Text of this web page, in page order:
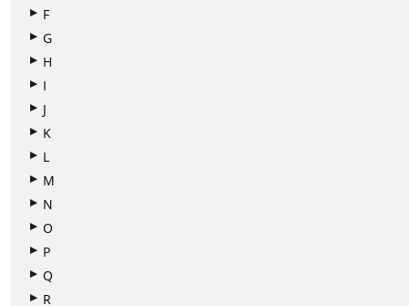
F
G
H
I
J
K
L
M
N
O
P
Q
R